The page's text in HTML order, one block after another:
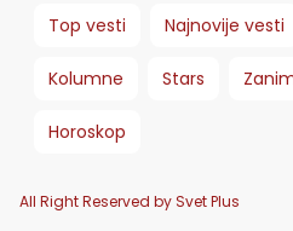
Top vesti Najnovije vesti
Kolumne Stars
Horoskop
All Right Reserved by Svet Plus